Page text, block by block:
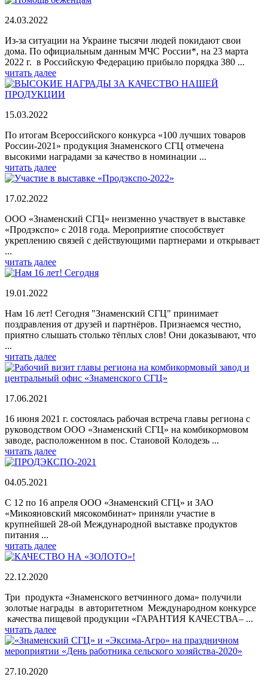
24.03.2022
Из-за ситуации на Украине тысячи людей покидают свои
дома. По официальным данным МЧС России*, на 23 марта
2022 г. в Российскую Федерацию прибыло порядка 380 ...
читать далее
15.03.2022
По итогам Всероссийского конкурса «100 лучших товаров
России-2021» продукция Знаменского СГЦ отмечена
высокими наградами за качество в номинации ...
читать далее
17.02.2022
ООО «Знаменский СГЦ» неизменно участвует в выставке
«Продэкспо» с 2018 года. Мероприятие способствует
укреплению связей с действующими партнерами и открывает
...
читать далее
19.01.2022
Нам 16 лет! Сегодня "Знаменский СГЦ" принимает
поздравления от друзей и партнёров. Признаемся честно,
приятно слышать столько тёплых слов! Они доказывают, что
...
читать далее
17.06.2021
16 июня 2021 г. состоялась рабочая встреча главы региона с
руководством ООО «Знаменский СГЦ» на комбикормовом
заводе, расположенном в пос. Становой Колодезь ...
читать далее
04.05.2021
С 12 по 16 апреля ООО «Знаменский СГЦ» и ЗАО
«Микояновский мясокомбинат» приняли участие в
крупнейшей 28-ой Международной выставке продуктов
питания ...
читать далее
22.12.2020
Три продукта «Знаменского ветчинного дома» получили
золотые награды в авторитетном Международном конкурсе
качества пищевой продукции «ГАРАНТИЯ КАЧЕСТВА– ...
читать далее
27.10.2020